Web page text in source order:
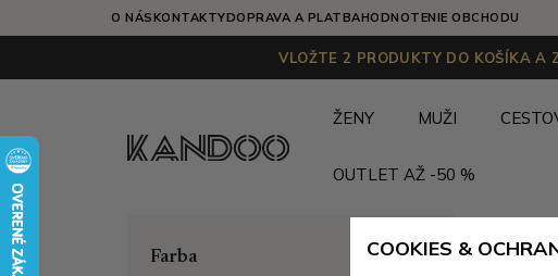
O NÁSKONTAKTYDOPRAVA A PLATBAHODNOTENIE OBCHODU
VLOŽTE 2 PRODUKTY DO KOŠÍKA A
ŽENY MUŽI
OUTLET AŽ -50 %
Farba COOKIES &